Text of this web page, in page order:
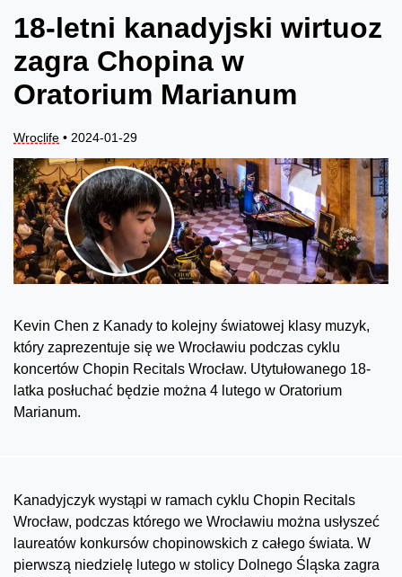
18-letni kanadyjski wirtuoz
zagra Chopina w
Oratorium Marianum
Wroclife • 2024-01-29
Kevin Chen z Kanady to kolejny światowej klasy muzyk,
który zaprezentuje się we Wrocławiu podczas cyklu
koncertów Chopin Recitals Wrocław. Utytułowanego 18-
latka posłuchać będzie można 4 lutego w Oratorium
Marianum.
Kanadyjczyk wystąpi w ramach cyklu Chopin Recitals
Wrocław, podczas którego we Wrocławiu można usłyszeć
laureatów konkursów chopinowskich z całego świata. W
pierwszą niedzielę lutego w stolicy Dolnego Śląska zagra